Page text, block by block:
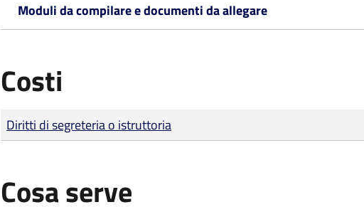
Moduli da compilare e documenti da allegare
Costi
Tipo di pagamento
Importo
Diritti di segreteria o istruttoria
Cosa serve